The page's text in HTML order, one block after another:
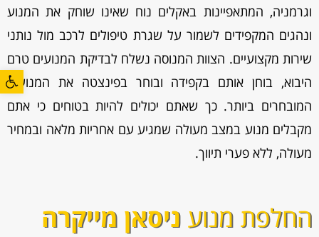
פתח
וגרמניה, המתאפיינות באקלים נוח שאינו שוחק את המנוע
ונהגים המקפידים לשמור על שגרת טיפולים לרכב מול נותני
שירות מקצועיים. הצוות המנוסה נשלח לבדיקת המנועים טרם
היבוא, בוחן אותם בקפידה ובוחר בפינצטה את המנועים
המובחרים ביותר. כך שאתם יכולים להיות בטוחים כי אתם
מקבלים מנוע במצב מעולה שמגיע עם אחריות מלאה ובמחיר
מעולה, ללא פערי תיווך.
החלפת מנוע ניסאן מייקרה